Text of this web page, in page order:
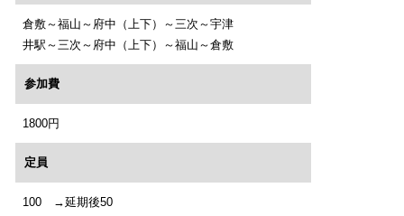
倉敷～福山～府中（上下）～三次～宇津
井駅～三次～府中（上下）～福山～倉敷
参加費
1800円
定員
100 →延期後50